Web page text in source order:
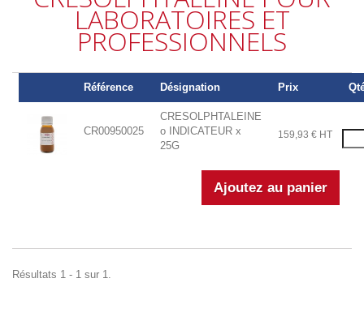
LABORATOIRES ET
PROFESSIONNELS
Référence Désignation Prix
CR00950025
CRESOLPHTALEINE
o INDICATEUR x
25G
159,93 € HT
Résultats 1 - 1 sur 1.